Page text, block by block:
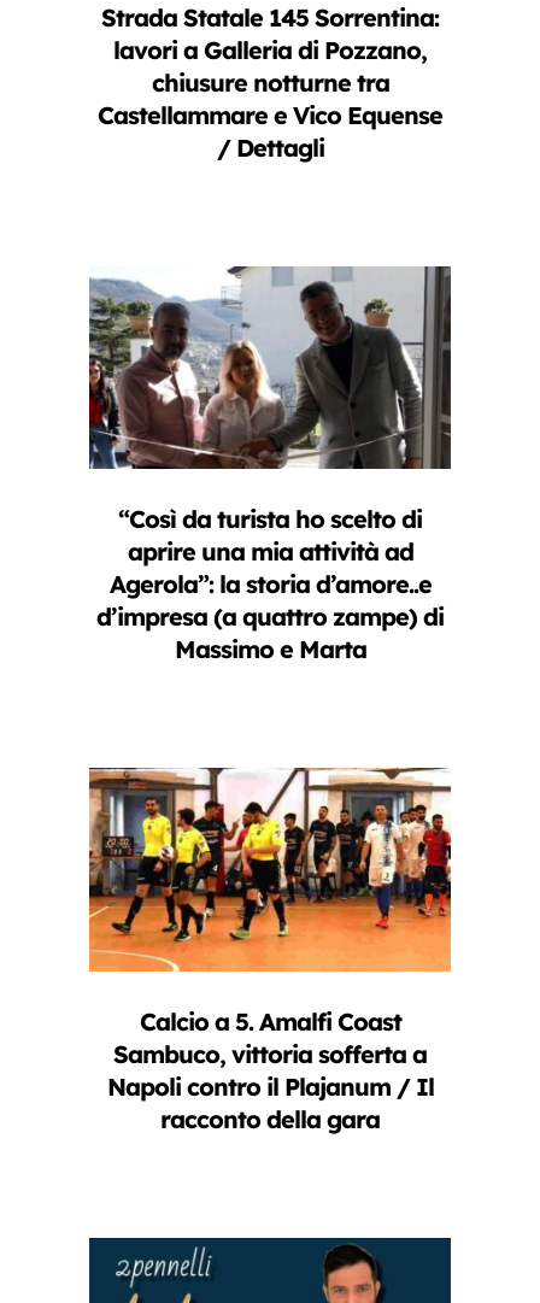
Strada Statale 145 Sorrentina:
lavori a Galleria di Pozzano,
chiusure notturne tra
Castellammare e Vico Equense
/ Dettagli
“Così da turista ho scelto di
aprire una mia attività ad
Agerola”: la storia d’amore..e
d’impresa (a quattro zampe) di
Massimo e Marta
Calcio a 5. Amalfi Coast
Sambuco, vittoria sofferta a
Napoli contro il Plajanum / Il
racconto della gara